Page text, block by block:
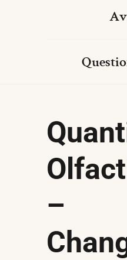
–